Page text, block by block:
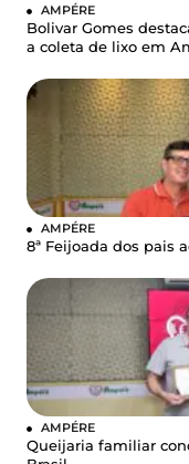
AMPÉRE
Bolivar Gomes
a coleta de lixo em
AMPÉRE
8ª Feijoada dos pais
AMPÉRE
Queijaria familiar